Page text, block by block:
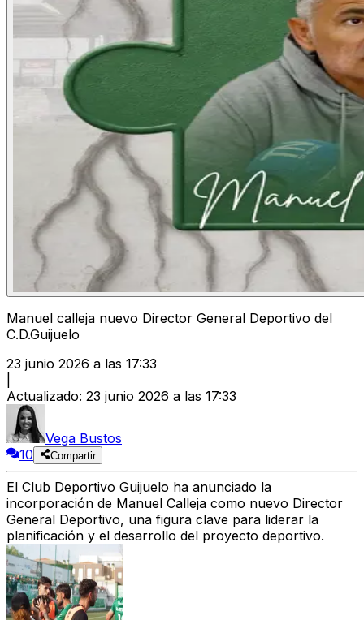
Manuel calleja nuevo Director General Deportivo del
C.D.Guijuelo
23 junio 2026 a las 17:33
Actualizado: 23 junio 2026 a las 17:33
Vega Bustos
10
Compartir
El Club Deportivo Guijuelo ha anunciado la
incorporación de Manuel Calleja como nuevo Director
General Deportivo, una figura clave para liderar la
planificación y el desarrollo del proyecto deportivo.